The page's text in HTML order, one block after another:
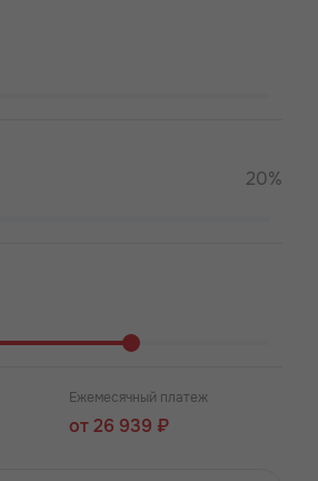
20%
Ежемесячный платеж
от 26 939 ₽